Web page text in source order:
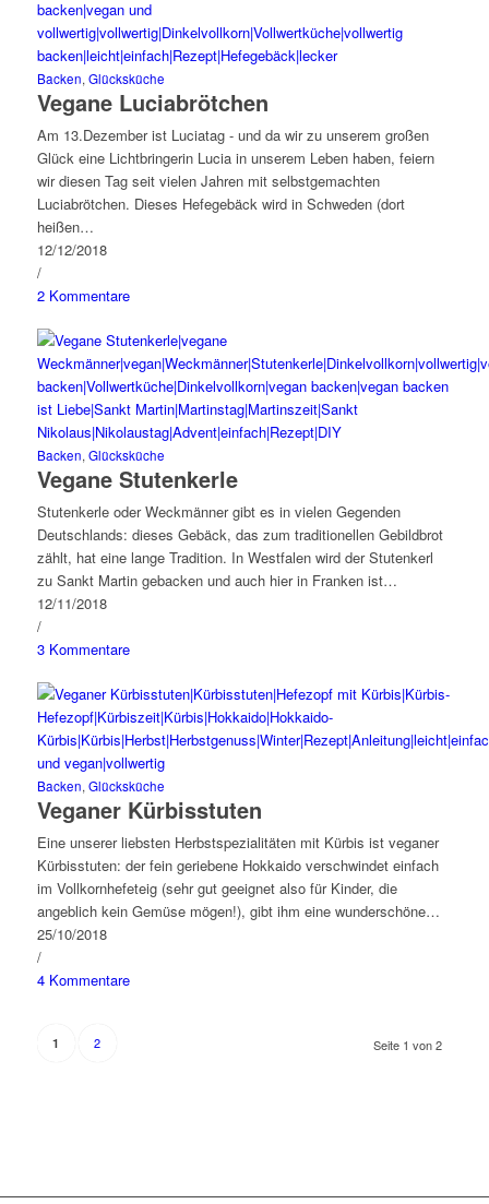
Backen, Glücksküche
Vegane Luciabrötchen
Am 13.Dezember ist Luciatag - und da wir zu unserem großen
Glück eine Lichtbringerin Lucia in unserem Leben haben, feiern
wir diesen Tag seit vielen Jahren mit selbstgemachten
Luciabrötchen. Dieses Hefegebäck wird in Schweden (dort
heißen…
12/12/2018
/
2 Kommentare
Backen, Glücksküche
Vegane Stutenkerle
Stutenkerle oder Weckmänner gibt es in vielen Gegenden
Deutschlands: dieses Gebäck, das zum traditionellen Gebildbrot
zählt, hat eine lange Tradition. In Westfalen wird der Stutenkerl
zu Sankt Martin gebacken und auch hier in Franken ist…
12/11/2018
/
3 Kommentare
Backen, Glücksküche
Veganer Kürbisstuten
Eine unserer liebsten Herbstspezialitäten mit Kürbis ist veganer
Kürbisstuten: der fein geriebene Hokkaido verschwindet einfach
im Vollkornhefeteig (sehr gut geeignet also für Kinder, die
angeblich kein Gemüse mögen!), gibt ihm eine wunderschöne…
25/10/2018
/
4 Kommentare
Seite 1 von 2
1 2